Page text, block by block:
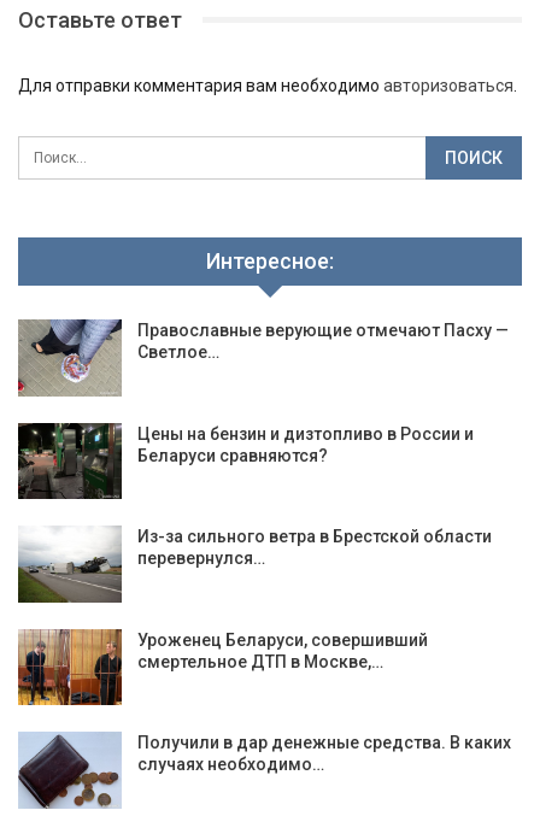
Оставьте ответ
Для отправки комментария вам необходимо авторизоваться
Интересное:
Православные верующие отмечают Пасху —
Светлое…
Цены на бензин и дизтопливо в России и
Беларуси сравняются?
Из-за сильного ветра в Брестской области
перевернулся…
Уроженец Беларуси, совершивший
смертельное ДТП в Москве,…
Получили в дар денежные средства. В каких
случаях необходимо…